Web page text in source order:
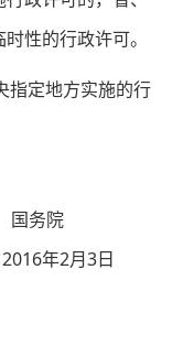
性的行政许可。
指定地方实施的行
3日